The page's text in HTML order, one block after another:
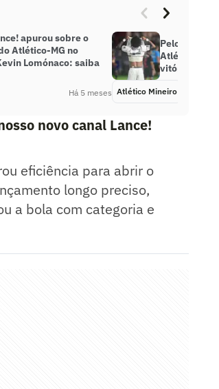
apurou sobre o
Atlético-MG no
Lomónaco: saiba
Há 5 meses
Pelo quarto
Atlético-MG
vitória nas
Atlético Mineiro
novo canal Lance!
eficiência para abrir o
longo preciso,
a bola com categoria e